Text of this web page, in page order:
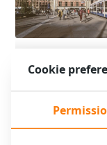
principali musei e
Cookie